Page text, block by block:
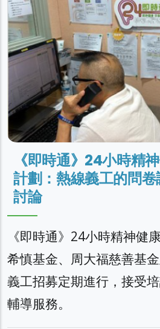
《即時通》24小時精
計劃：熱線義工的問
討論
《即時通》24小時精神健
希慎基金、周大福慈善基金
義工招募定期進行，接受
輔導服務。